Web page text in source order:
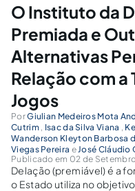
Analisam-se criticamente
valoração.
O Instituto da
Premiada e
Alternativas
Relação com a
Jogos
PorGiulian Medeiros Mota
Cutrim , Isac da Silva Viana ,
Wanderson Kleyton Barbosa
Viegas Pereira e José Cláudio
Publicado em 02 de
Delação (premiável) é a
o Estado utiliza no